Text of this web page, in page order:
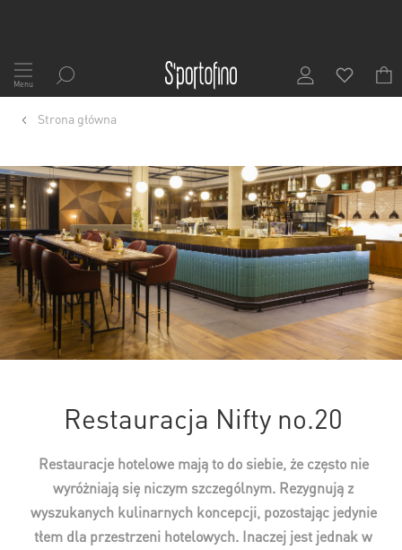
Przejdź
do
treści
Menu
Strona główna
Restauracja Nifty no.20
Restauracje hotelowe mają to do siebie, że często nie
wyróżniają się niczym szczególnym. Rezygnują z
wyszukanych kulinarnych koncepcji, pozostając jedynie
tłem dla przestrzeni hotelowych. Inaczej jest jednak w